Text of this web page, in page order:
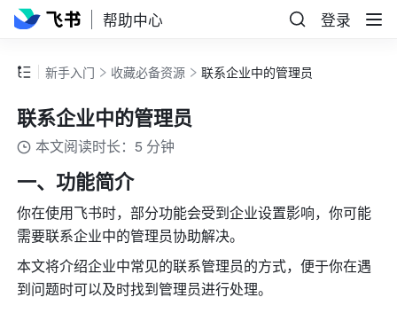
帮助中心 登录
新手入门 收藏必备资源 联系企业中的管理员
联系企业中的管理员
本文阅读时长：5 分钟
一、功能简介
你在使用飞书时，部分功能会受到企业设置影响，你可能
需要联系企业中的管理员协助解决。
本文将介绍企业中常见的联系管理员的方式，便于你在遇
到问题时可以及时找到管理员进行处理。